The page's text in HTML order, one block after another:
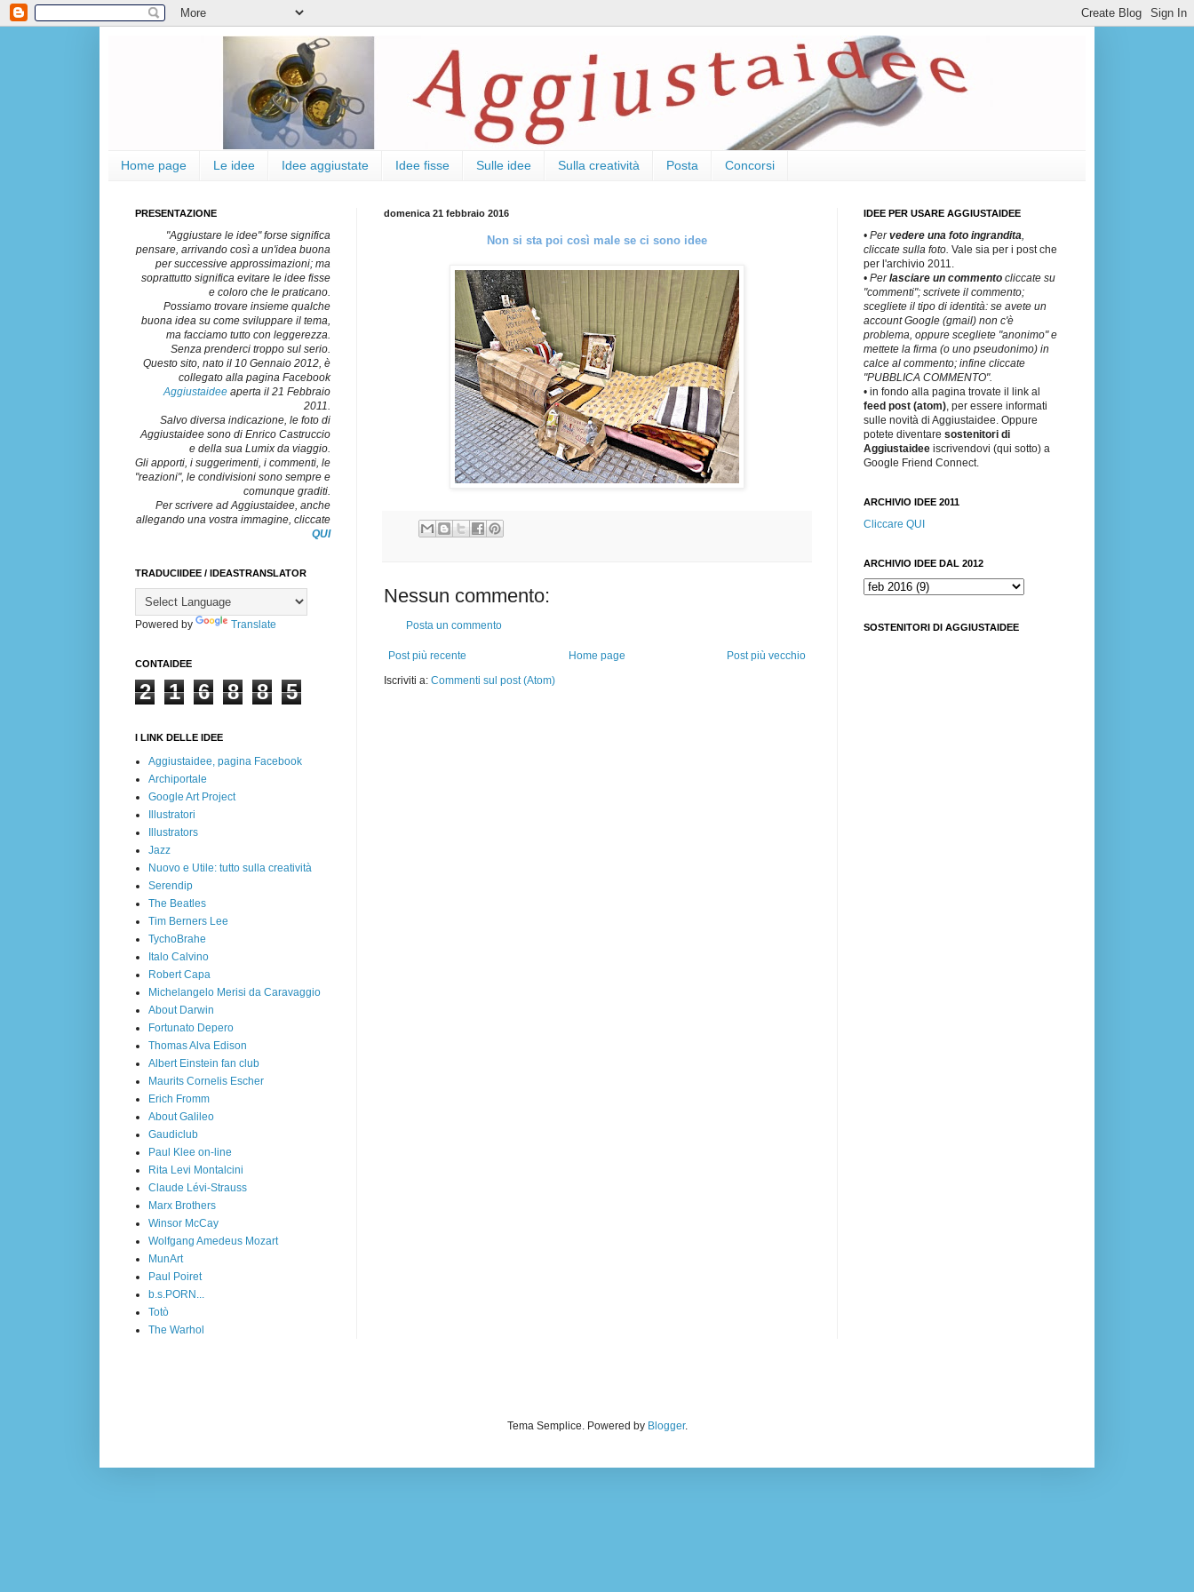
Home page Le idee Idee aggiustate Idee fisse Sulle idee Sulla creatività Posta Concorsi
domenica 21 febbraio 2016
Non si sta poi così male se ci sono idee
Nessun commento:
Posta un commento
Post più recente Post più vecchio
Home page
Iscriviti a: Commenti sul post (Atom)
PRESENTAZIONE
"Aggiustare le idee" forse significa
pensare, arrivando così a un'idea buona
per successive approssimazioni; ma
soprattutto significa evitare le idee fisse
e coloro che le praticano.
Possiamo trovare insieme qualche
buona idea su come sviluppare il tema,
ma facciamo tutto con leggerezza.
Senza prenderci troppo sul serio.
Questo sito, nato il 10 Gennaio 2012, è
collegato alla pagina Facebook
Aggiustaidee aperta il 21 Febbraio
2011.
Salvo diversa indicazione, le foto di
Aggiustaidee sono di Enrico Castruccio
e della sua Lumix da viaggio.
Gli apporti, i suggerimenti, i commenti, le
"reazioni", le condivisioni sono sempre e
comunque graditi.
Per scrivere ad Aggiustaidee, anche
allegando una vostra immagine, cliccate
QUI
TRADUCIIDEE / IDEASTRANSLATOR
Powered by Translate
CONTAIDEE
2 1 6 8 8 5
I LINK DELLE IDEE
Aggiustaidee, pagina Facebook
Archiportale
Google Art Project
Illustratori
Illustrators
Jazz
Nuovo e Utile: tutto sulla creatività
Serendip
The Beatles
Tim Berners Lee
TychoBrahe
Italo Calvino
Robert Capa
Michelangelo Merisi da Caravaggio
About Darwin
Fortunato Depero
Thomas Alva Edison
Albert Einstein fan club
Maurits Cornelis Escher
Erich Fromm
About Galileo
Gaudiclub
Paul Klee on-line
Rita Levi Montalcini
Claude Lévi-Strauss
Marx Brothers
Winsor McCay
Wolfgang Amedeus Mozart
MunArt
Paul Poiret
b.s.PORN...
Totò
The Warhol
IDEE PER USARE AGGIUSTAIDEE
• Pervedere una foto ingrandita
cliccate sulla foto. Vale sia per i post che
per l'archivio 2011.
• Perlasciare un commento cliccate su
"commenti"; scrivete il commento;
scegliete il tipo di identità: se avete un
account Google (gmail) non c'è
problema, oppure scegliete "anonimo" e
mettete la firma (o uno pseudonimo) in
calce al commento; infine cliccate
"PUBBLICA COMMENTO".
• in fondo alla pagina trovate il link al
feed post (atom) , per essere informati
sulle novità di Aggiustaidee. Oppure
potete diventare sostenitori di
Aggiustaidee iscrivendovi (qui sotto) a
Google Friend Connect.
ARCHIVIO IDEE 2011
Cliccare QUI
ARCHIVIO IDEE DAL 2012
SOSTENITORI DI AGGIUSTAIDEE
Tema Semplice. Powered by Blogger.